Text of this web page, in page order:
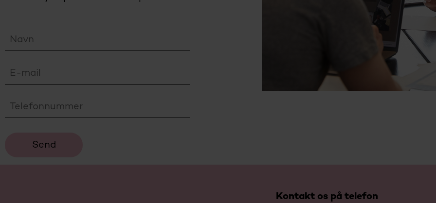
Kontakt os på telefon